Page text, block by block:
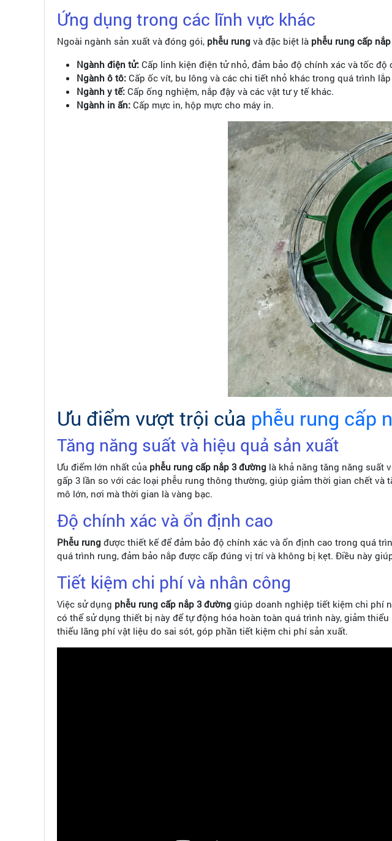
Ứng dụng trong các lĩnh vực khác
Ngoài ngành sản xuất và đóng gói, phễu rung và đặc biệt là phễu rung cấp
Ngành điện tử: Cấp linh kiện điện tử nhỏ, đảm bảo độ chính xác và tốc độ
Ngành ô tô: Cấp ốc vít, bu lông và các chi tiết nhỏ khác trong quá trình lắp
Ngành y tế: Cấp ống nghiệm, nắp đậy và các vật tư y tế khác.
Ngành in ấn: Cấp mực in, hộp mực cho máy in.
Ưu điểm vượt trội của phễu rung cấp
Tăng năng suất và hiệu quả sản xuất
Ưu điểm lớn nhất của phễu rung cấp nắp 3 đường là khả năng tăng năng suất
gấp 3 lần so với các loại phễu rung thông thường, giúp giảm thời gian chết
mô lớn, nơi mà thời gian là vàng bạc.
Độ chính xác và ổn định cao
Phễu rung được thiết kế để đảm bảo độ chính xác và ổn định cao trong quá
quá trình rung, đảm bảo nắp được cấp đúng vị trí và không bị kẹt. Điều này
Tiết kiệm chi phí và nhân công
Việc sử dụng phễu rung cấp nắp 3 đường giúp doanh nghiệp tiết kiệm chi phí
có thể sử dụng thiết bị này để tự động hóa hoàn toàn quá trình này, giảm
thiểu lãng phí vật liệu do sai sót, góp phần tiết kiệm chi phí sản xuất.